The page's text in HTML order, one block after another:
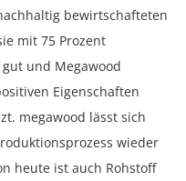
bewirtschafteten
mit 75 Prozent
und Megawood
Eigenschaften
megawood lässt sich
wieder
heute ist auch Rohstoff